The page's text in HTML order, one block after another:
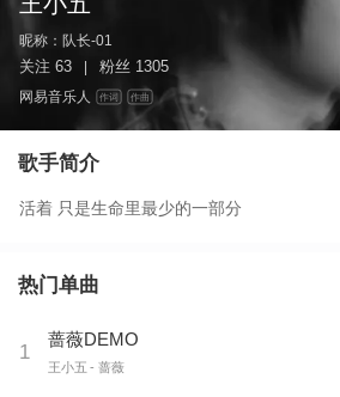
昵称： 队长-01
关注 63 粉丝 1305
网易音乐人 作词 作曲
歌手简介
活着 只是生命里最少的一部分
热门单曲
1
蔷薇DEMO
王小五 - 蔷薇